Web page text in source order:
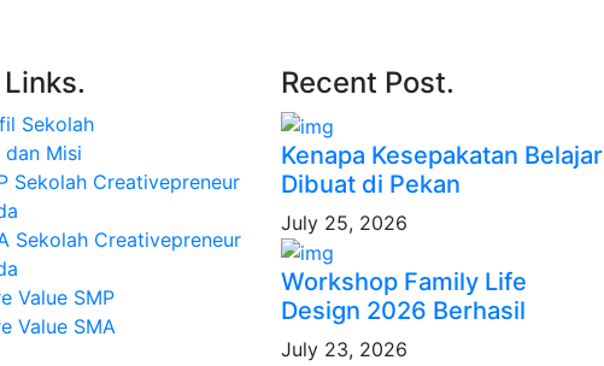
Sekolah
dan Misi
Sekolah Creativepreneur
Sekolah Creativepreneur
Value SMP
Value SMA
Recent Post.
Kenapa Kesepakatan Belajar
Dibuat di Pekan
July 25, 2026
Workshop Family Life
Design 2026 Berhasil
July 23, 2026